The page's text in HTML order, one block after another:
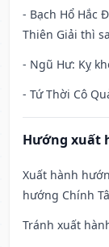
- Bạch Hổ Hắc
Thiên Giải thì
- Ngũ Hư: Kỵ
- Tứ Thời Cô
Hướng xuất
Xuất hành
hướng Chính
Tránh xuất